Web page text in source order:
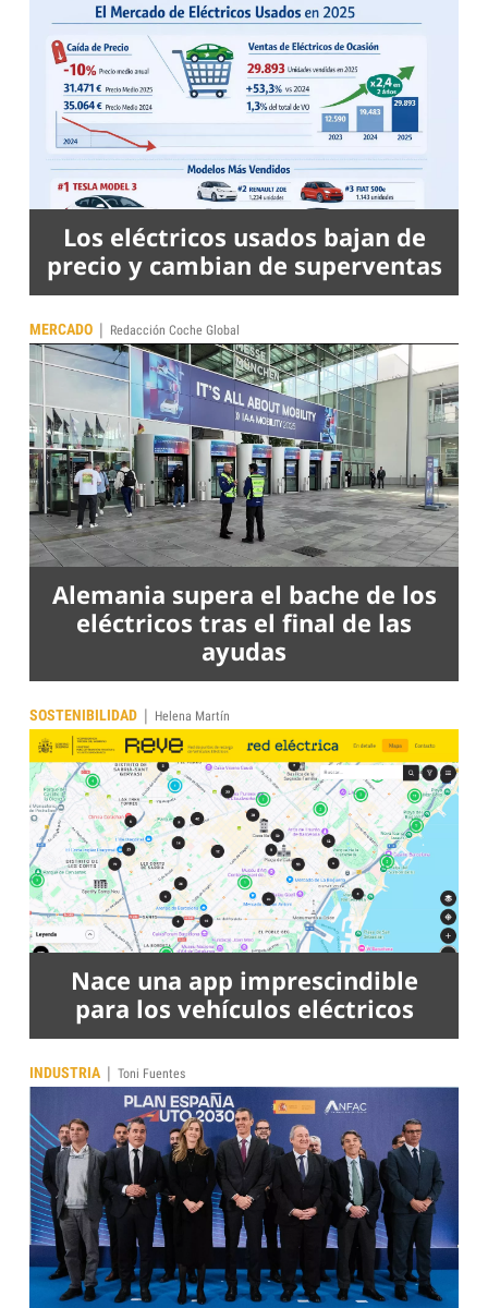
Los eléctricos usados bajan de
precio y cambian de superventas
MERCADO | Redacción Coche Global
Alemania supera el bache de los
eléctricos tras el final de las
ayudas
SOSTENIBILIDAD | Helena Martín
Nace una app imprescindible
para los vehículos eléctricos
INDUSTRIA | Toni Fuentes